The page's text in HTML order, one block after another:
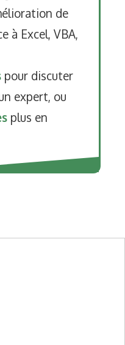
de
à Excel, VBA,
pour discuter
expert, ou
plus en